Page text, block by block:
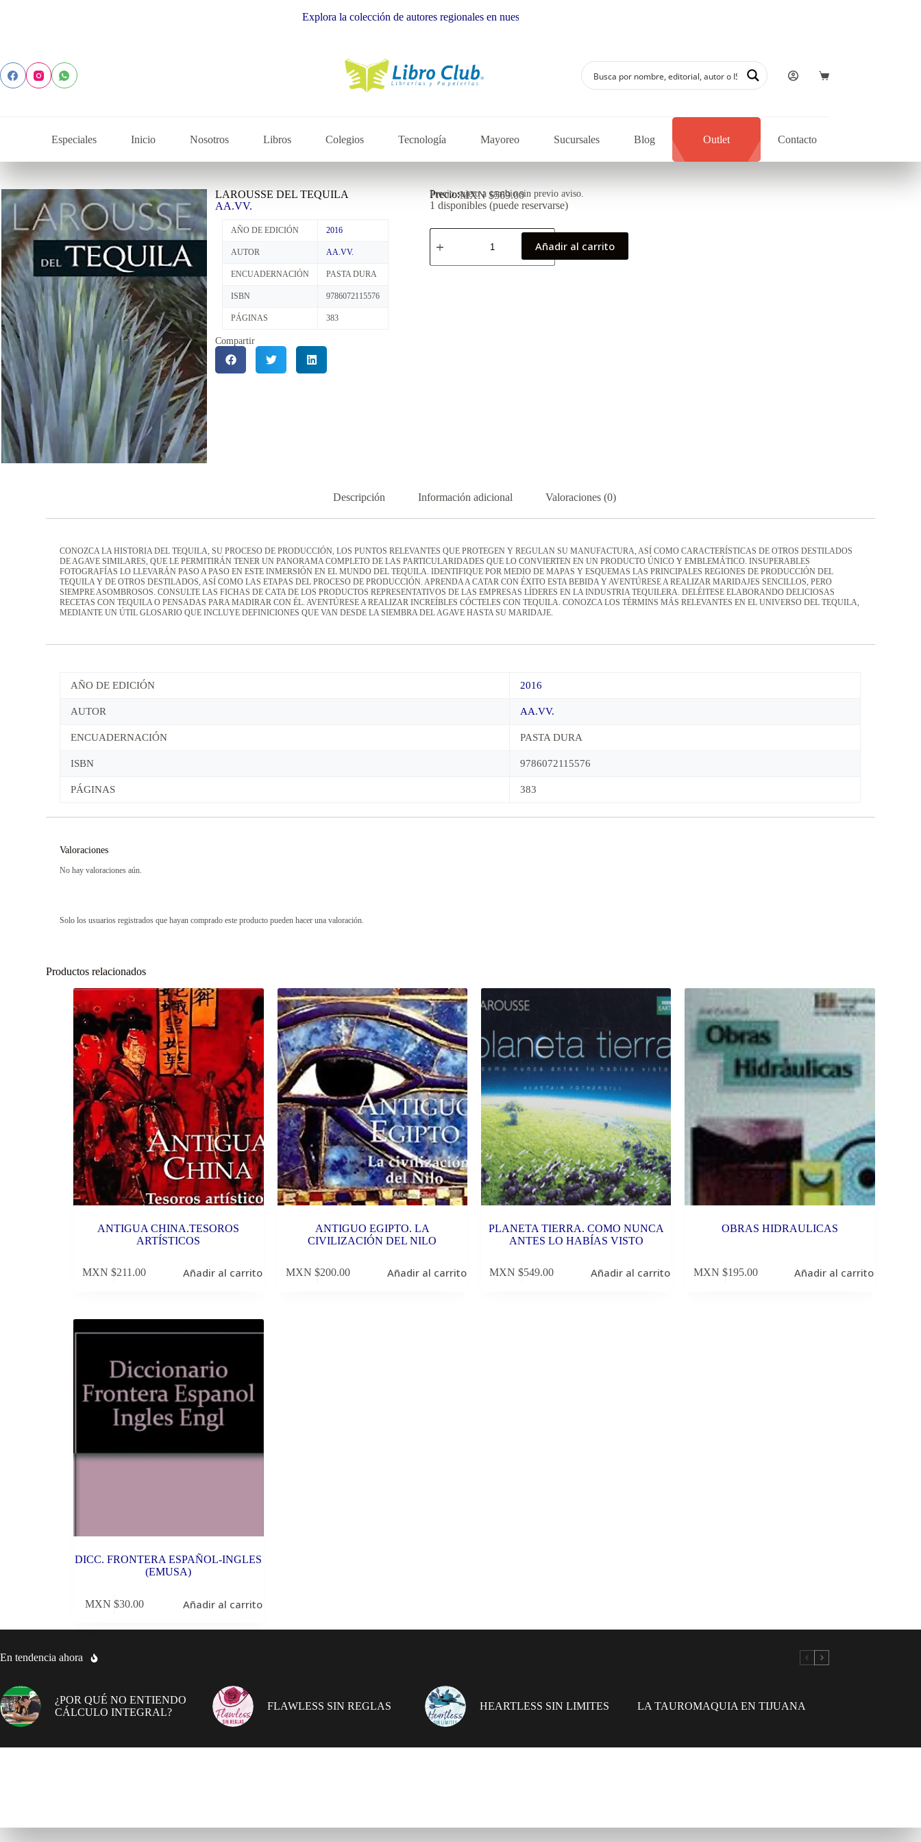
Explora la colección de autores regionales en nuestra librería
Especiales Inicio Nosotros Libros Colegios Tecnología Mayoreo Sucursales Blog Outlet Contacto
LAROUSSE DEL TEQUILA
AA.VV.
AÑO DE EDICIÓN 2016
AUTOR AA.VV.
ENCUADERNACIÓN PASTA DURA
ISBN 9786072115576
PÁGINAS 383
Compartir
Precio:MXN $569.00
Precio sujeto a cambio sin previo aviso.
1 disponibles (puede reservarse)
Añadir al carrito
Descripción Información adicional Valoraciones (0)
CONOZCA LA HISTORIA DEL TEQUILA, SU PROCESO DE PRODUCCIÓN, LOS PUNTOS RELEVANTES QUE PROTEGEN Y REGULAN SU MANUFACTURA, ASÍ COMO CARACTERÍSTICAS DE OTROS DESTILADOS
DE AGAVE SIMILARES, QUE LE PERMITIRÁN TENER UN PANORAMA COMPLETO DE LAS PARTICULARIDADES QUE LO CONVIERTEN EN UN PRODUCTO ÚNICO Y EMBLEMÁTICO. INSUPERABLES
FOTOGRAFÍAS LO LLEVARÁN PASO A PASO EN ESTE INMERSIÓN EN EL MUNDO DEL TEQUILA. IDENTIFIQUE POR MEDIO DE MAPAS Y ESQUEMAS LAS PRINCIPALES REGIONES DE PRODUCCIÓN DEL
TEQUILA Y DE OTROS DESTILADOS, ASÍ COMO LAS ETAPAS DEL PROCESO DE PRODUCCIÓN. APRENDA A CATAR CON ÉXITO ESTA BEBIDA Y AVENTÚRESE A REALIZAR MARIDAJES SENCILLOS, PERO
SIEMPRE ASOMBROSOS. CONSULTE LAS FICHAS DE CATA DE LOS PRODUCTOS REPRESENTATIVOS DE LAS EMPRESAS LÍDERES EN LA INDUSTRIA TEQUILERA. DELÉITESE ELABORANDO DELICIOSAS
RECETAS CON TEQUILA O PENSADAS PARA MADIRAR CON ÉL. AVENTÚRESE A REALIZAR INCREÍBLES CÓCTELES CON TEQUILA. CONOZCA LOS TÉRMINS MÁS RELEVANTES EN EL UNIVERSO DEL TEQUILA,
MEDIANTE UN ÚTIL GLOSARIO QUE INCLUYE DEFINICIONES QUE VAN DESDE LA SIEMBRA DEL AGAVE HASTA SU MARIDAJE.
AÑO DE EDICIÓN 2016
AUTOR AA.VV.
ENCUADERNACIÓN PASTA DURA
ISBN 9786072115576
PÁGINAS 383
Valoraciones
No hay valoraciones aún.
Solo los usuarios registrados que hayan comprado este producto pueden hacer una valoración.
Productos relacionados
ANTIGUA CHINA.TESOROS
ARTÍSTICOS
MXN $211.00 Añadir al carrito
ANTIGUO EGIPTO. LA
CIVILIZACIÓN DEL NILO
MXN $200.00 Añadir al carrito
PLANETA TIERRA. COMO NUNCA
ANTES LO HABÍAS VISTO
MXN $549.00 Añadir al carrito
OBRAS HIDRAULICAS
MXN $195.00 Añadir al carrito
DICC. FRONTERA ESPAÑOL-INGLES
(EMUSA)
MXN $30.00 Añadir al carrito
En tendencia ahora
¿POR QUÉ NO ENTIENDO
CÁLCULO INTEGRAL?
FLAWLESS SIN REGLAS HEARTLESS SIN LIMITES LA TAUROMAQUIA EN TIJUANA